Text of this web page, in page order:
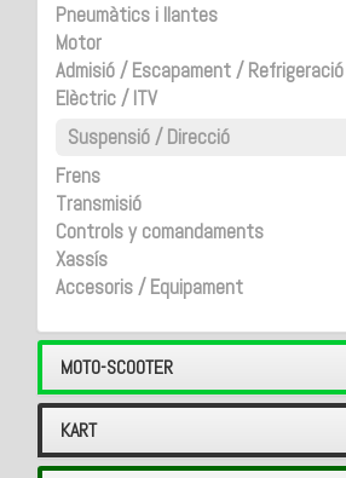
Pneumàtics i llantes
Motor
Admisió / Escapament / Refrigeració
Elèctric / ITV
Suspensió / Direcció
Frens
Transmisió
Controls y comandaments
Xassís
Accesoris / Equipament
MOTO-SCOOTER
KART